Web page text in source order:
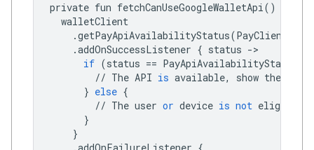
private fun fetchCanUseGoogleWalletApi()
walletClient
.getPayApiAvailabilityStatus(PayClient
.addOnSuccessListener { status ->
if (status == PayApiAvailabilityStatus
// The API is available, show the
} else {
// The user or device is not eligible
}
}